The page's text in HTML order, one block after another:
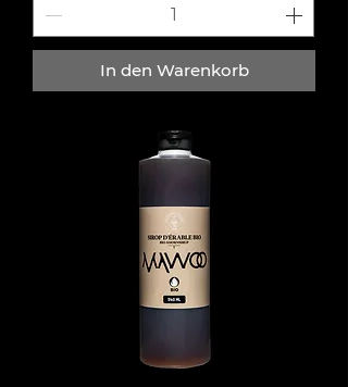
In den Warenkorb